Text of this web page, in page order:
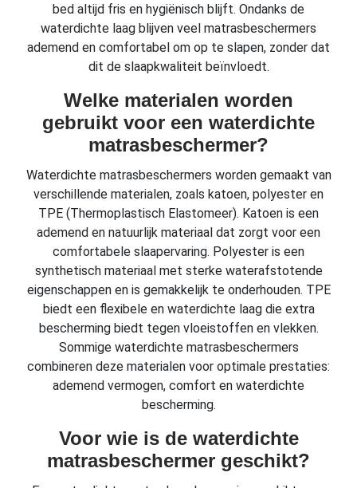
bed altijd fris en hygiënisch blijft. Ondanks de
waterdichte laag blijven veel matrasbeschermers
ademend en comfortabel om op te slapen, zonder dat
dit de slaapkwaliteit beïnvloedt.
Welke materialen worden
gebruikt voor een waterdichte
matrasbeschermer?
Waterdichte matrasbeschermers worden gemaakt van
verschillende materialen, zoals katoen, polyester en
TPE (Thermoplastisch Elastomeer). Katoen is een
ademend en natuurlijk materiaal dat zorgt voor een
comfortabele slaapervaring. Polyester is een
synthetisch materiaal met sterke waterafstotende
eigenschappen en is gemakkelijk te onderhouden. TPE
biedt een flexibele en waterdichte laag die extra
bescherming biedt tegen vloeistoffen en vlekken.
Sommige waterdichte matrasbeschermers
combineren deze materialen voor optimale prestaties:
ademend vermogen, comfort en waterdichte
bescherming.
Voor wie is de waterdichte
matrasbeschermer geschikt?